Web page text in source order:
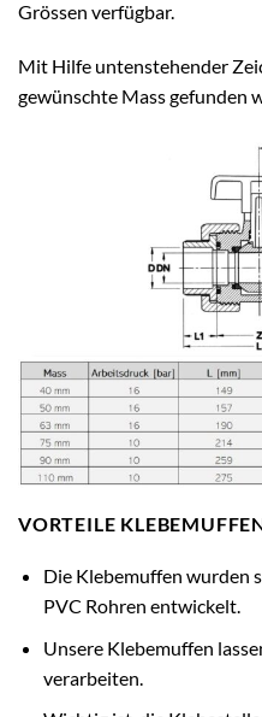
Grössen verfügbar.
Mit Hilfe untenstehender
gewünschte Mass gefunden
VORTEILE
Die Klebemuffen wurden
PVC Rohren entwickelt.
Unsere Klebemuffen
verarbeiten.